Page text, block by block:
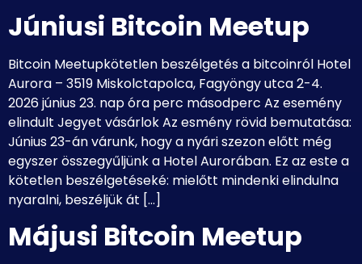
Júniusi Bitcoin Meetup
Bitcoin Meetupkötetlen beszélgetés a bitcoinról Hotel
Aurora – 3519 Miskolctapolca, Fagyöngy utca 2-4.
2026 június 23. nap óra perc másodperc Az esemény
elindult Jegyet vásárlok Az esmény rövid bemutatása:
Június 23-án várunk, hogy a nyári szezon előtt még
egyszer összegyűljünk a Hotel Aurorában. Ez az este a
kötetlen beszélgetéseké: mielőtt mindenki elindulna
nyaralni, beszéljük át […]
Májusi Bitcoin Meetup